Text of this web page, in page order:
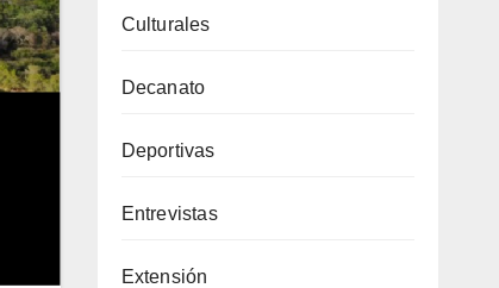
Culturales
Decanato
Deportivas
Entrevistas
Extensión